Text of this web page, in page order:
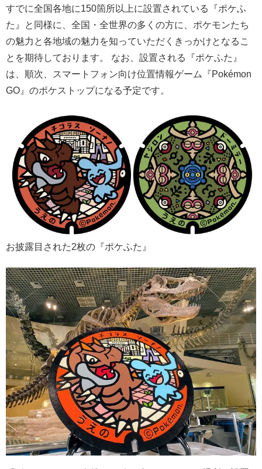
すでに全国各地に150箇所以上に設置されている『ポケふ
た』と同様に、全国・全世界の多くの方に、ポケモンたち
の魅力と各地域の魅力を知っていただくきっかけとなるこ
とを期待しております。 なお、設置される『ポケふた』
は、順次、スマートフォン向け位置情報ゲーム『Pokémon
GO』のポケストップになる予定です。
お披露目された2枚の『ポケふた』